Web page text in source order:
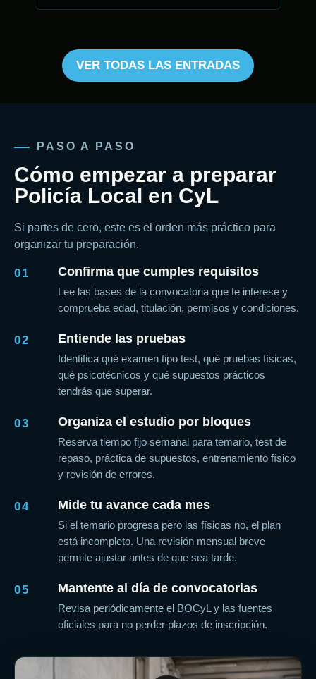
VER TODAS LAS ENTRADAS
PASO A PASO
Cómo empezar a preparar
Policía Local en CyL
Si partes de cero, este es el orden más práctico para
organizar tu preparación.
01 Confirma que cumples requisitos
Lee las bases de la convocatoria que te interese y
comprueba edad, titulación, permisos y condiciones.
02 Entiende las pruebas
Identifica qué examen tipo test, qué pruebas físicas,
qué psicotécnicos y qué supuestos prácticos
tendrás que superar.
03 Organiza el estudio por bloques
Reserva tiempo fijo semanal para temario, test de
repaso, práctica de supuestos, entrenamiento físico
y revisión de errores.
04 Mide tu avance cada mes
Si el temario progresa pero las físicas no, el plan
está incompleto. Una revisión mensual breve
permite ajustar antes de que sea tarde.
05 Mantente al día de convocatorias
Revisa periódicamente el BOCyL y las fuentes
oficiales para no perder plazos de inscripción.